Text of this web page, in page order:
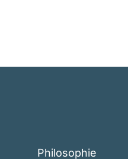
Philosophie